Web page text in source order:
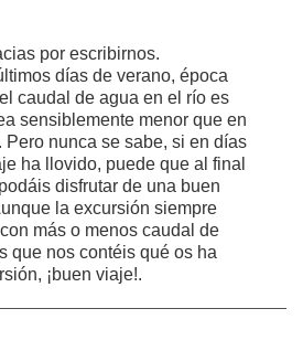
por escribirnos.
días de verano, época
caudal de agua en el río es
sensiblemente menor que en
nunca se sabe, si en días
ha llovido, puede que al final
disfrutar de una buen
la excursión siempre
más o menos caudal de
que nos contéis qué os ha
¡buen viaje!.